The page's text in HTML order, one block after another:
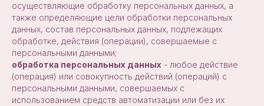
осуществляющие обработку персональных данных, а
также определяющие цели обработки персональных
данных, состав персональных данных, подлежащих
обработке, действия (операции), совершаемые с
персональными данными;
обработка персональных данных - любое действие
(операция) или совокупность действий (операций) с
персональными данными, совершаемых с
использованием средств автоматизации или без их